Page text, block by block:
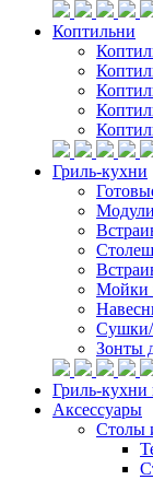
Коптильни
Гриль-кухни
Мойки
Сушки/
Зонты
Гриль-
Аксессуары
Столы